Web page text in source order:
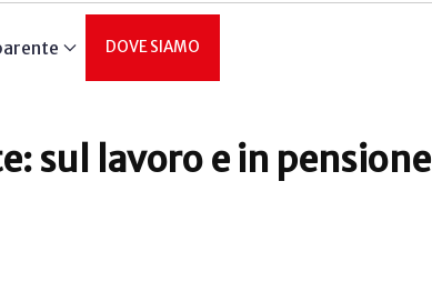
DOVE SIAMO
sul lavoro e in pensione